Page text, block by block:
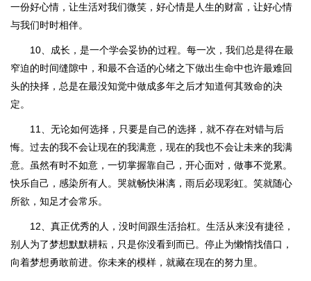
一份好心情，让生活对我们微笑，好心情是人生的财富，让好心情
与我们时时相伴。
10、成长，是一个学会妥协的过程。每一次，我们总是得在最
窄迫的时间缝隙中，和最不合适的心绪之下做出生命中也许最难回
头的抉择，总是在最没知觉中做成多年之后才知道何其致命的决
定。
11、无论如何选择，只要是自己的选择，就不存在对错与后
悔。过去的我不会让现在的我满意，现在的我也不会让未来的我满
意。虽然有时不如意，一切掌握靠自己，开心面对，做事不觉累。
快乐自己，感染所有人。哭就畅快淋漓，雨后必现彩虹。笑就随心
所欲，知足才会常乐。
12、真正优秀的人，没时间跟生活抬杠。生活从来没有捷径，
别人为了梦想默默耕耘，只是你没看到而已。停止为懒惰找借口，
向着梦想勇敢前进。你未来的模样，就藏在现在的努力里。